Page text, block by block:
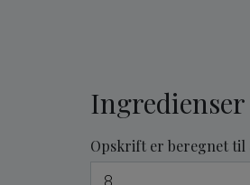
Ingredienser
Opskrift er beregnet til